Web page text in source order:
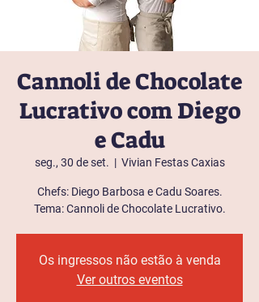
Cannoli de Chocolate
Lucrativo com Diego
e Cadu
seg., 30 de set.
  |
Vivian Festas Caxias
Chefs: Diego Barbosa e Cadu Soares.
Tema: Cannoli de Chocolate Lucrativo.
Os ingressos não estão à venda
Ver outros eventos